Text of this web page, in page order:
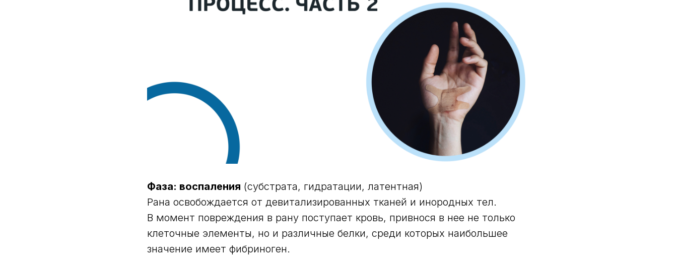
Фаза: воспаления (субстрата, гидратации, латентная)
Рана освобождается от девитализированных тканей и инородных тел.
В момент повреждения в рану поступает кровь, привнося в нее не только
клеточные элементы, но и различные белки, среди которых наибольшее
значение имеет фибриноген.